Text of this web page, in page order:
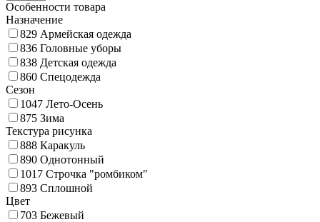
Особенности товара
Назначение
829 Армейская одежда
836 Головные уборы
838 Детская одежда
860 Спецодежда
Сезон
1047 Лето-Осень
875 Зима
Текстура рисунка
888 Каракуль
890 Однотонный
1017 Строчка "ромбиком"
893 Сплошной
Цвет
703 Бежевый